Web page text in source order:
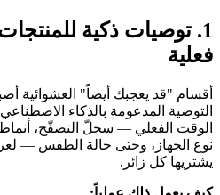
1. توصيات ذكية
فعلية
أقسام "قد يعجبك أيضاً" العشوائية
التوصية المدعومة بالذكاء
الوقت الفعلي — سجلّ التصفّح، أنماط
نوع الجهاز، وحتى حالة الطقس —
يشتريها كل زائر.